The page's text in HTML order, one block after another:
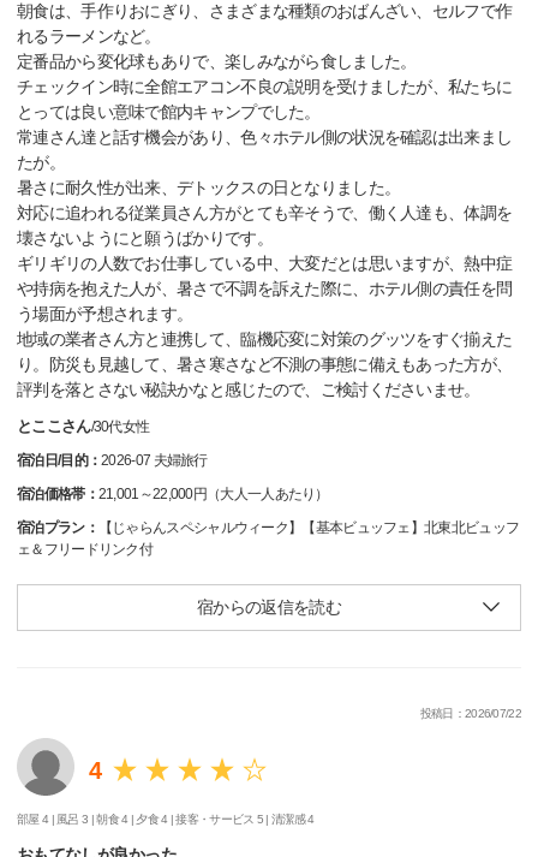
朝食は、手作りおにぎり、さまざまな種類のおばんざい、セルフで作
れるラーメンなど。
定番品から変化球もありで、楽しみながら食しました。
チェックイン時に全館エアコン不良の説明を受けましたが、私たちに
とっては良い意味で館内キャンプでした。
常連さん達と話す機会があり、色々ホテル側の状況を確認は出来まし
たが。
暑さに耐久性が出来、デトックスの日となりました。
対応に追われる従業員さん方がとても辛そうで、働く人達も、体調を
壊さないようにと願うばかりです。
ギリギリの人数でお仕事している中、大変だとは思いますが、熱中症
や持病を抱えた人が、暑さで不調を訴えた際に、ホテル側の責任を問
う場面が予想されます。
地域の業者さん方と連携して、臨機応変に対策のグッツをすぐ揃えた
り。防災も見越して、暑さ寒さなど不測の事態に備えもあった方が、
評判を落とさない秘訣かなと感じたので、ご検討くださいませ。
とここさん/30代女性
宿泊日/目的：2026-07 夫婦旅行
宿泊価格帯： 21,001～22,000円（大人一人あたり）
宿泊プラン：
【じゃらんスペシャルウィーク】【基本ビュッフェ】北東北ビュッフ
ェ＆フリードリンク付
宿からの返信を読む
投稿日：2026/07/22
4
部屋 4 | 風呂 3 |朝食 4 | 夕食 4 |接客・サービス 5 |清潔感 4